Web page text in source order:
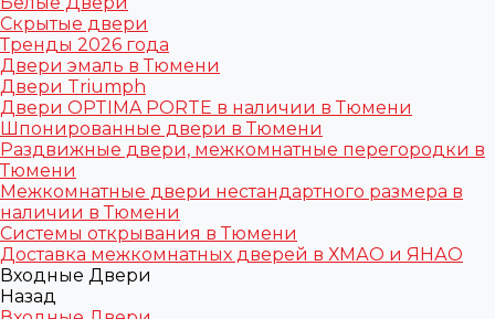
Скрытые двери
Тренды 2026 года
Двери эмаль в Тюмени
Двери Triumph
Двери OPTIMA PORTE в наличии в Тюмени
Шпонированные двери в Тюмени
Раздвижные двери, межкомнатные перегородки в
Тюмени
Межкомнатные двери нестандартного размера в
наличии в Тюмени
Системы открывания в Тюмени
Доставка межкомнатных дверей в ХМАО и ЯНАО
Входные Двери
Назад